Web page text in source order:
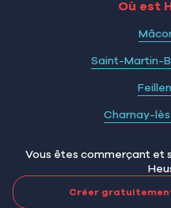
Où est
Saint-Martin-
Charnay-
Vous êtes commerçant et
Créer